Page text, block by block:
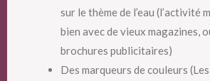
sur le thème de l’eau (l’activité
bien avec de vieux magazines,
brochures publicitaires)
Des marqueurs de couleurs